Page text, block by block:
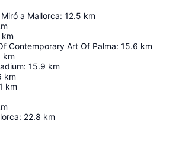
a Mallorca: 12.5 km
km
Contemporary Art Of Palma: 15.6 km
km
: 15.9 km
km
km
: 22.8 km